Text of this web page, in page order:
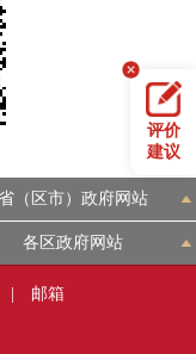
评价
建议
（区市）政府网站
各区政府网站
邮箱